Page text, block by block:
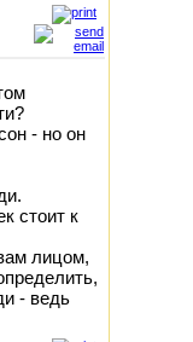
- но он
стоит к
лицом,
- ведь